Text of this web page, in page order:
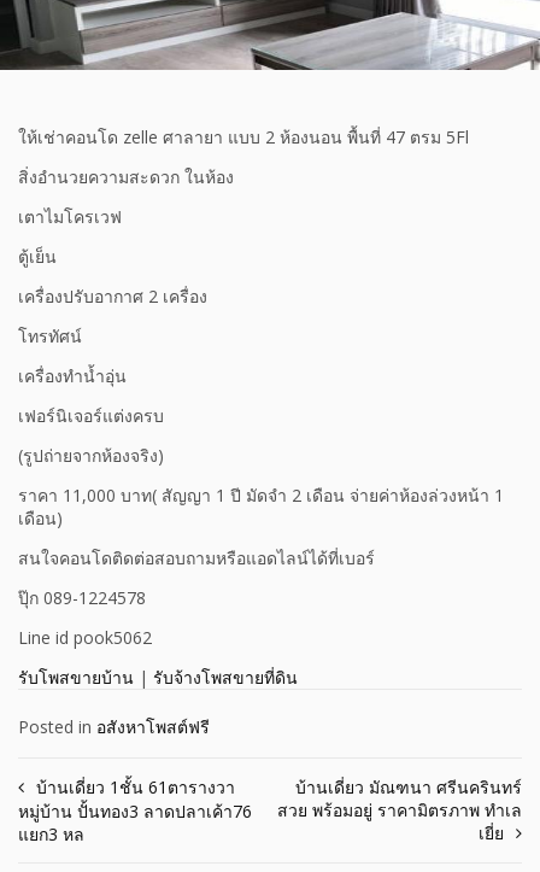
ให้เช่าคอนโด zelle ศาลายา แบบ 2 ห้องนอน พื้นที่ 47 ตรม 5Fl
สิ่งอำนวยความสะดวก ในห้อง
เตาไมโครเวฟ
ตู้เย็น
เครื่องปรับอากาศ 2 เครื่อง
โทรทัศน์
เครื่องทำน้ำอุ่น
เฟอร์นิเจอร์แต่งครบ
(รูปถ่ายจากห้องจริง)
ราคา 11,000 บาท( สัญญา 1 ปี มัดจำ 2 เดือน จ่ายค่าห้องล่วงหน้า 1
เดือน)
สนใจคอนโดติดต่อสอบถามหรือแอดไลน์ได้ที่เบอร์
ปุ๊ก 089-1224578
Line id pook5062
รับโพสขายบ้าน | รับจ้างโพสขายที่ดิน
Posted in อสังหาโพสต์ฟรี
Post
navigation
บ้านเดี่ยว 1ชั้น 61ตารางวา
หมู่บ้าน ปั้นทอง3 ลาดปลาเค้า76
แยก3 หล
บ้านเดี่ยว มัณฑนา ศรีนครินทร์
สวย พร้อมอยู่ ราคามิตรภาพ ทำเล
เยี่ย